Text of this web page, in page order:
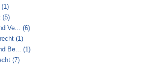
(1)
(5)
Ve... (6)
(1)
Be... (1)
(7)